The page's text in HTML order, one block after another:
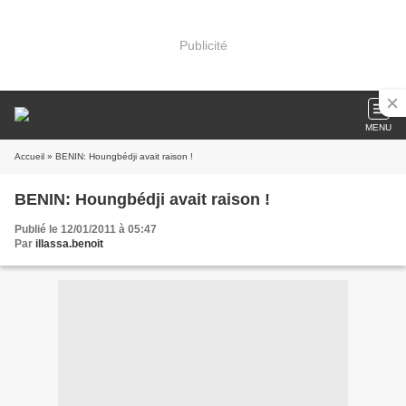
Publicité
MENU
Accueil » BENIN: Houngbédji avait raison !
BENIN: Houngbédji avait raison !
Publié le 12/01/2011 à 05:47
Par illassa.benoit